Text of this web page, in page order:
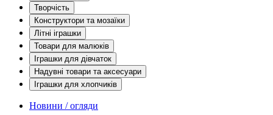
Творчість
Конструктори та мозаїки
Літні іграшки
Товари для малюків
Іграшки для дівчаток
Надувні товари та аксесуари
Іграшки для хлопчиків
Новини / огляди